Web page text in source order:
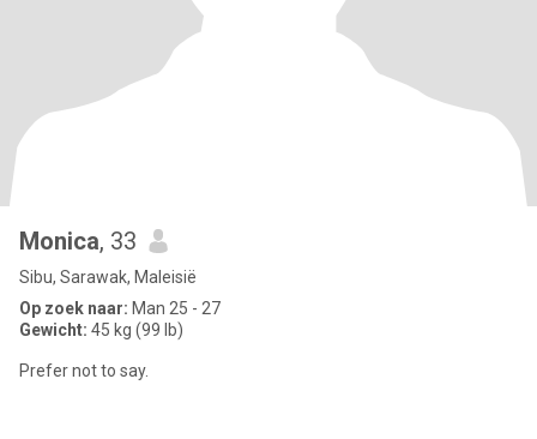
Monica, 33
Sibu, Sarawak, Maleisië
Op zoek naar: Man 25 - 27
Gewicht: 45 kg (99 lb)
Prefer not to say.